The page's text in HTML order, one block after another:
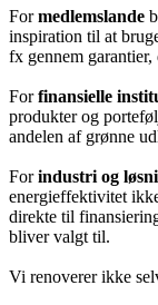
Formedlemslande
inspiration til at
fx gennem
Forfinansielle
produkter og
andelen af grønne
Forindustri og
energieffektivitet
direkte til
bliver valgt til.
Vi renoverer ikke